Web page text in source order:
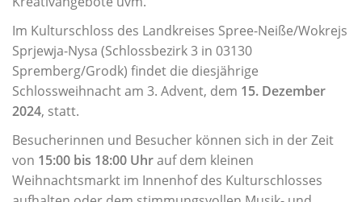
individuelle
Begabungen
einem
vielfältigen
Angebot.
Kooperationen
Musikschul-Partnerschaften
Förderverein
Lehrbereiche
Musikalische Grundausbildung
Musikgarten
Musikalische Früherziehung
Im Kulturschloss des Landkreises Spree-Neiße/Wokrejs
Sprjewja-Nysa (Schlossbezirk 3 in 03130
Spremberg/Grodk) findet die diesjährige
Schlossweihnacht am 3. Advent, dem 15. Dezember
2024, statt.
Besucherinnen und Besucher können sich in der Zeit
von 15:00 bis 18:00 Uhrauf dem kleinen
Weihnachtsmarkt im Innenhof des Kulturschlosses